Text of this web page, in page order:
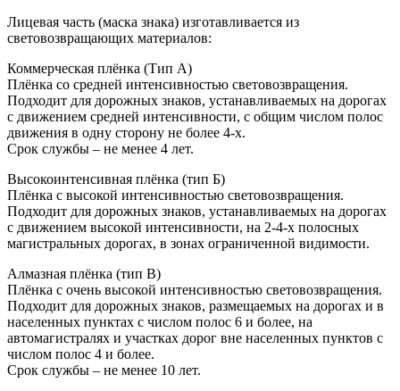
Лицевая часть (маска знака) изготавливается из
световозвращающих материалов:
Коммерческая плёнка (Тип А)
Плёнка со средней интенсивностью световозвращения.
Подходит для дорожных знаков, устанавливаемых на дорогах
с движением средней интенсивности, с общим числом полос
движения в одну сторону не более 4-х.
Срок службы – не менее 4 лет.
Высокоинтенсивная плёнка (тип Б)
Плёнка с высокой интенсивностью световозвращения.
Подходит для дорожных знаков, устанавливаемых на дорогах
с движением высокой интенсивности, на 2-4-х полосных
магистральных дорогах, в зонах ограниченной видимости.
Алмазная плёнка (тип В)
Плёнка с очень высокой интенсивностью световозвращения.
Подходит для дорожных знаков, размещаемых на дорогах и в
населенных пунктах с числом полос 6 и более, на
автомагистралях и участках дорог вне населенных пунктов с
числом полос 4 и более.
Срок службы – не менее 10 лет.